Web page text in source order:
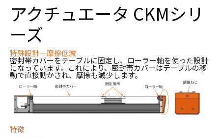
アクチュエータ CKMシリ
ーズ
特殊設計―摩擦低減
密封帯カバーをテーブルに固定し、ローラー軸を使った設計
になっています。これにより、密封帯カバーはテーブルの移
動で直接動かされ、摩擦も減少します。
特徴